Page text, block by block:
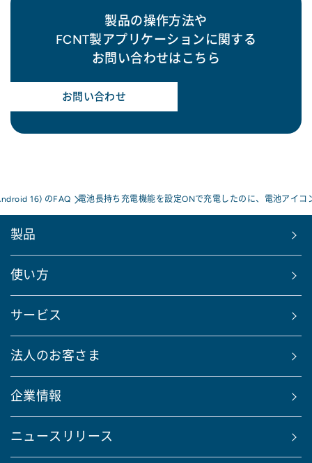
製品の操作方法や
FCNT製アプリケーションに関する
お問い合わせはこちら
お問い合わせ
16) のFAQ 電池長持ち充電機能を設定ONで充電したのに、電池アイ
製品
使い方
サービス
法人のお客さま
企業情報
ニュースリリース